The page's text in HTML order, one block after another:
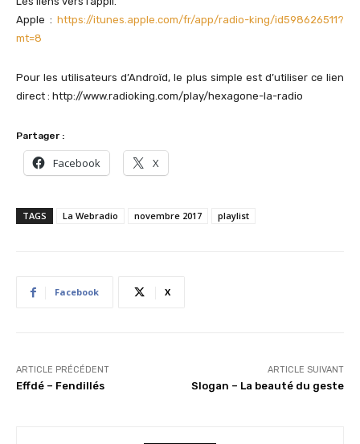
Apple : https://itunes.apple.com/fr/app/radio-king/id598626511?
mt=8
Pour les utilisateurs d’Androïd, le plus simple est d’utiliser ce lien
direct : http://www.radioking.com/play/hexagone-la-radio
Partager :
Facebook X
TAGS La Webradio novembre 2017 playlist
Facebook X
ARTICLE PRÉCÉDENT
Effdé – Fendillés
ARTICLE SUIVANT
Slogan – La beauté du geste